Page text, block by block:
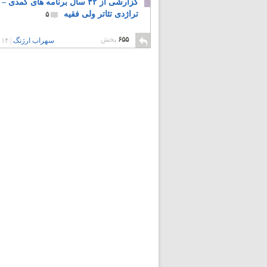
گزارشی از ۳۲ سال برنامه های کمدی –
تراژدی تئاتر ولی فقیه
۵
۶۵۵ پخش سهراب ارژنگ |۱۴ سال پیش